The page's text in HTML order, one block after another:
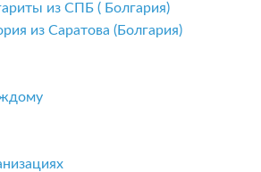
из СПБ ( Болгария)
из Саратова (Болгария)